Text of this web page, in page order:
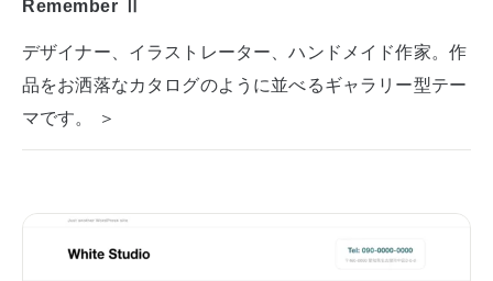
Remember Ⅱ
デザイナー、イラストレーター、ハンドメイド作家。作
品をお洒落なカタログのように並べるギャラリー型テー
マです。 ＞